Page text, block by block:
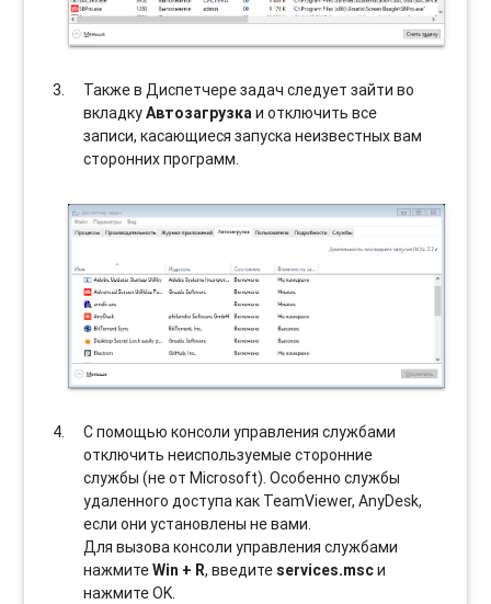
Также в Диспетчере задач следует зайти во
вкладкуАвтозагрузкаи отключить все
записи, касающиеся запуска неизвестных вам
сторонних программ.
С помощью консоли управления службами
отключить неиспользуемые сторонние
службы (не от Microsoft). Особенно службы
удаленного доступа как TeamViewer, AnyDesk,
если они установлены не вами.
Для вызова консоли управления службами
нажмитеWin + R, введите services.mscи
нажмите OK.